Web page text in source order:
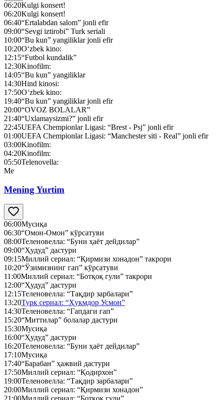
06:20Kulgi konsert!
06:20Kulgi konsert!
06:40“Ertalabdan salom” jonli efir
09:00“Sevgi iztirobi” Turk seriali
10:00“Bu kun” yangiliklar jonli efir
10:20O‘zbek kino:
12:15“Futbol kundalik”
12:30Kinofilm:
14:05“Bu kun” yangiliklar
14:30Hind kinosi:
17:50O‘zbek kino:
19:40“Bu kun” yangiliklar jonli efir
20:00“OVOZ BOLALAR”
21:40“Uxlamaysizmi?” jonli efir
22:45UEFA Chempionlar Ligasi: “Brest - Psj” jonli efir
01:00UEFA Chempionlar Ligasi: “Manchester siti - Real” jonli efir
03:00Kinofilm:
04:20Kinofilm:
05:50Telenovella:
Me
Mening Yurtim
06:00Мусиқа
06:30“Омон-Омон” кўрсатуви
08:00Теленовелла: “Буни ҳаёт дейдилар”
09:00“Ҳудуд” дастури
09:15Миллий сериал: “Қирмизи хонадон” такрори
10:20“Ўзимизнинг гап” кўрсатуви
11:00Миллий сериал: “Ботқоқ гули” такрори
12:00“Ҳудуд” дастури
12:15Теленовелла: “Тақдир зарбалари”
13:20Турк сериал: “Ҳукмдор Усмон”
14:30Теленовелла: “Гапдаги гап”
15:20“Миттилар” болалар дастури
15:30Мусиқа
16:00“Ҳудуд” дастури
16:20Теленовелла: “Буни ҳаёт дейдилар”
17:10Мусиқа
17:40“Барабан” ҳажвий дастури
17:50Миллий сериал: “Қодирхон”
19:00Теленовелла: “Тақдир зарбалари”
20:00Миллий сериал: “Қирмизи хонадон”